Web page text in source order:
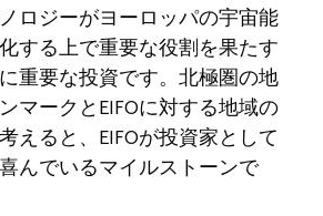
ロジーがヨーロッパの宇宙能
する上で重要な役割を果たす
重要な投資です。北極圏の地
マークとEIFOに対する地域の
えると、EIFOが投資家として
んでいるマイルストーンで